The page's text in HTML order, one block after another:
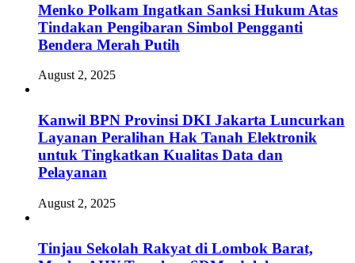
Menko Polkam Ingatkan Sanksi Hukum Atas
Tindakan Pengibaran Simbol Pengganti
Bendera Merah Putih
August 2, 2025
Kanwil BPN Provinsi DKI Jakarta Luncurkan
Layanan Peralihan Hak Tanah Elektronik
untuk Tingkatkan Kualitas Data dan
Pelayanan
August 2, 2025
Tinjau Sekolah Rakyat di Lombok Barat,